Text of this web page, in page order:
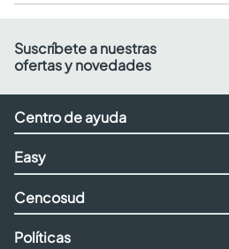
Suscríbete a nuestras
ofertas y novedades
Centro de ayuda
Easy
Cencosud
Políticas